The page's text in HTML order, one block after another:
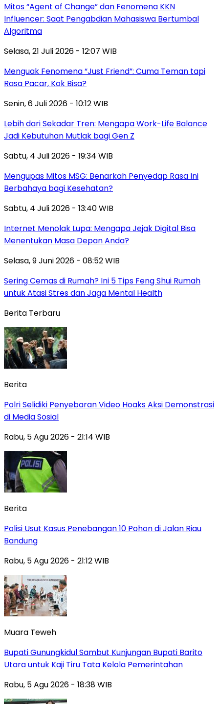
Mitos “Agent of Change” dan Fenomena KKN
Influencer: Saat Pengabdian Mahasiswa Bertumbal
Algoritma
Selasa, 21 Juli 2026 - 12:07 WIB
Menguak Fenomena “Just Friend”: Cuma Teman tapi
Rasa Pacar, Kok Bisa?
Senin, 6 Juli 2026 - 10:12 WIB
Lebih dari Sekadar Tren: Mengapa Work-Life Balance
Jadi Kebutuhan Mutlak bagi Gen Z
Sabtu, 4 Juli 2026 - 19:34 WIB
Mengupas Mitos MSG: Benarkah Penyedap Rasa Ini
Berbahaya bagi Kesehatan?
Sabtu, 4 Juli 2026 - 13:40 WIB
Internet Menolak Lupa: Mengapa Jejak Digital Bisa
Menentukan Masa Depan Anda?
Selasa, 9 Juni 2026 - 08:52 WIB
Sering Cemas di Rumah? Ini 5 Tips Feng Shui Rumah
untuk Atasi Stres dan Jaga Mental Health
Berita Terbaru
Berita
Polri Selidiki Penyebaran Video Hoaks Aksi Demonstrasi
di Media Sosial
Rabu, 5 Agu 2026 - 21:14 WIB
Berita
Polisi Usut Kasus Penebangan 10 Pohon di Jalan Riau
Bandung
Rabu, 5 Agu 2026 - 21:12 WIB
Muara Teweh
Bupati Gunungkidul Sambut Kunjungan Bupati Barito
Utara untuk Kaji Tiru Tata Kelola Pemerintahan
Rabu, 5 Agu 2026 - 18:38 WIB